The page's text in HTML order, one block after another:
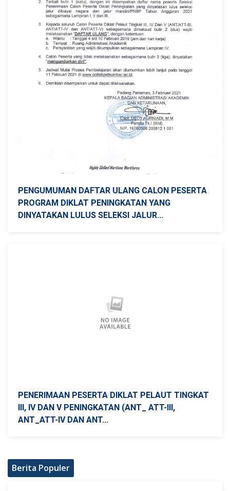
PENGUMUMAN DAFTAR ULANG CALON PESERTA
PROGRAM DIKLAT PENINGKATAN YANG
DINYATAKAN LULUS SELEKSI JALUR...
PENERIMAAN PESERTA DIKLAT PELAUT TINGKAT
III, IV DAN V PENINGKATAN (ANT_ ATT-III,
ANT_ATT-IV DAN ANT...
Berita Populer